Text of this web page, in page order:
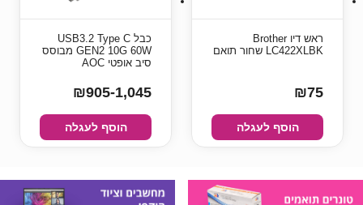
ראש דיו Brother
LC422XLBK שחור תואם
₪75
הוסף לעגלה
כבל USB3.2 Type C
GEN2 10G 60W מבוסס
סיב אופטי AOC
₪905-1,045
הוסף לעגלה